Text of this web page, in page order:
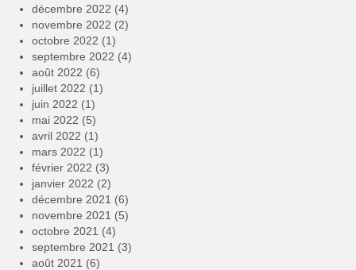
décembre 2022 (4)
novembre 2022 (2)
octobre 2022 (1)
septembre 2022 (4)
août 2022 (6)
juillet 2022 (1)
juin 2022 (1)
mai 2022 (5)
avril 2022 (1)
mars 2022 (1)
février 2022 (3)
janvier 2022 (2)
décembre 2021 (6)
novembre 2021 (5)
octobre 2021 (4)
septembre 2021 (3)
août 2021 (6)